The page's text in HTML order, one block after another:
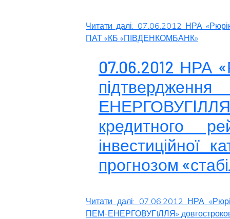
Читати далі: 07.06.2012 НРА
ПАТ «КБ «ПІВДЕНКОМБАНК»
07.06.2012 НРА
кредитного
інвестиційної
прогнозом
Читати далі: 07.06.2012 НРА
ПЕМ-ЕНЕРГОВУГIЛЛЯ»